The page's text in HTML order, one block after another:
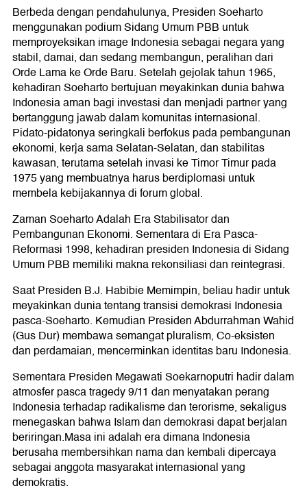
Berbeda dengan pendahulunya, Presiden Soeharto
menggunakan podium Sidang Umum PBB untuk
memproyeksikan image Indonesia sebagai negara yang
stabil, damai, dan sedang membangun, peralihan dari
Orde Lama ke Orde Baru. Setelah gejolak tahun 1965,
kehadiran Soeharto bertujuan meyakinkan dunia bahwa
Indonesia aman bagi investasi dan menjadi partner yang
bertanggung jawab dalam komunitas internasional.
Pidato-pidatonya seringkali berfokus pada pembangunan
ekonomi, kerja sama Selatan-Selatan, dan stabilitas
kawasan, terutama setelah invasi ke Timor Timur pada
1975 yang membuatnya harus berdiplomasi untuk
membela kebijakannya di forum global.
Zaman Soeharto Adalah Era Stabilisator dan
Pembangunan Ekonomi. Sementara di Era Pasca-
Reformasi 1998, kehadiran presiden Indonesia di Sidang
Umum PBB memiliki makna rekonsiliasi dan reintegrasi.
Saat Presiden B.J. Habibie Memimpin, beliau hadir untuk
meyakinkan dunia tentang transisi demokrasi Indonesia
pasca-Soeharto. Kemudian Presiden Abdurrahman Wahid
(Gus Dur) membawa semangat pluralism, Co-eksisten
dan perdamaian, mencerminkan identitas baru Indonesia.
Sementara Presiden Megawati Soekarnoputri hadir dalam
atmosfer pasca tragedy 9/11 dan menyatakan perang
Indonesia terhadap radikalisme dan terorisme, sekaligus
menegaskan bahwa Islam dan demokrasi dapat berjalan
beriringan.Masa ini adalah era dimana Indonesia
berusaha membersihkan nama dan kembali dipercaya
sebagai anggota masyarakat internasional yang
demokratis.